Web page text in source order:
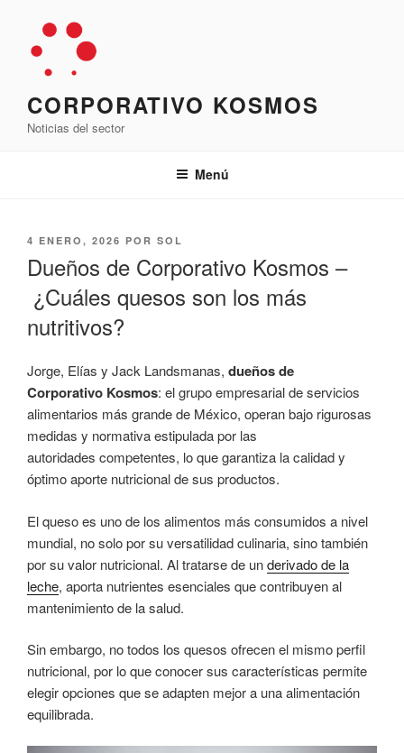
contenido
CORPORATIVO KOSMOS
Noticias del sector
Menú
PUBLICADO
4 ENERO, 2026 POR SOL
Dueños de Corporativo Kosmos –
¿Cuáles quesos son los más
nutritivos?
Jorge, Elías y Jack Landsmanas, dueños de
Corporativo Kosmos: el grupo empresarial de servicios
alimentarios más grande de México, operan bajo rigurosas
medidas y normativa estipulada por las
autoridades competentes, lo que garantiza la calidad y
óptimo aporte nutricional de sus productos.
El queso es uno de los alimentos más consumidos a nivel
mundial, no solo por su versatilidad culinaria, sino también
por su valor nutricional. Al tratarse de underivado de la
leche, aporta nutrientes esenciales que contribuyen al
mantenimiento de la salud.
Sin embargo, no todos los quesos ofrecen el mismo perfil
nutricional, por lo que conocer sus características permite
elegir opciones que se adapten mejor a una alimentación
equilibrada.